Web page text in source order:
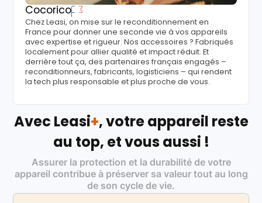
Cocorico
Chez Leasi, on mise sur le reconditionnement en
France pour donner une seconde vie à vos appareils
avec expertise et rigueur. Nos accessoires ? Fabriqués
localement pour allier qualité et impact réduit. Et
derrière tout ça, des partenaires français engagés –
reconditionneurs, fabricants, logisticiens – qui rendent
la tech plus responsable et plus proche de vous.
Avec Leasi+, votre appareil reste
au top, et vous aussi !
Assurer la protection et la durabilité de votre
appareil contribue à préserver sa valeur tout au long
de son cycle de vie.